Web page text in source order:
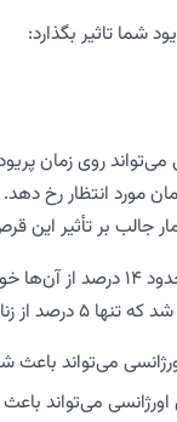
شما تاثیر بگذارد:
روی زمان
مورد انتظار
بر این اساس از بین کل
اورژانسی مواجه شدند.
می‌تواند باعث
می‌تواند